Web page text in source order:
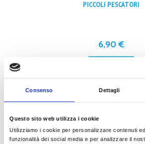
Consenso Dettagli
Questo sito web utilizza i cookie
Utilizziamo i cookie per personalizzare contenuti
funzionalità dei social media e per analizzare il
PICCOLI PESCATORI
6,90€
EDUCATIONAL STICKERS